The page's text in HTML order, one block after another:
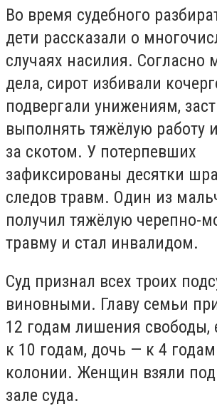
Во время судебного
дети рассказали о
случаях насилия. Согласно
дела, сирот избивали
подвергали унижениям,
выполнять тяжёлую работу
за скотом. У потерпевших
зафиксированы десятки
следов травм. Один из
получил тяжёлую черепно-
травму и стал инвалидом.
Суд признал всех троих
виновными. Главу семьи
12 годам лишения свободы,
к 10 годам, дочь — к 4
колонии. Женщин взяли под
зале суда.